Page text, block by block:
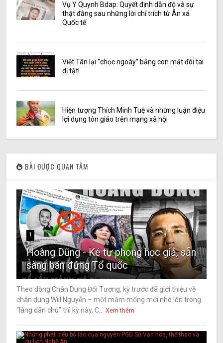
Vụ Y Quynh Bdap: Quyết định dẫn độ và sự
thật đằng sau những lời chỉ trích từ Ân xá
Quốc tế
Việt Tân lại “chọc ngoáy” bằng con mắt đôi tai
dị tật!
Hiện tượng Thích Minh Tuệ và những luận điệu
lợi dụng tôn giáo trên mạng xã hội
BÀI ĐƯỢC QUAN TÂM
1
Hoàng Dũng - Kẻ tự phong học giả, sẵn
sàng bán đứng Tổ quốc
Theo dòng Chân Dung Đối Tượng, kỳ trước đã giới thiệu về
chân dung Will Nguyễn – một mầm mống mới nhô lên trong
“làng dân chủ” thì kỳ này, C...
Xem thêm